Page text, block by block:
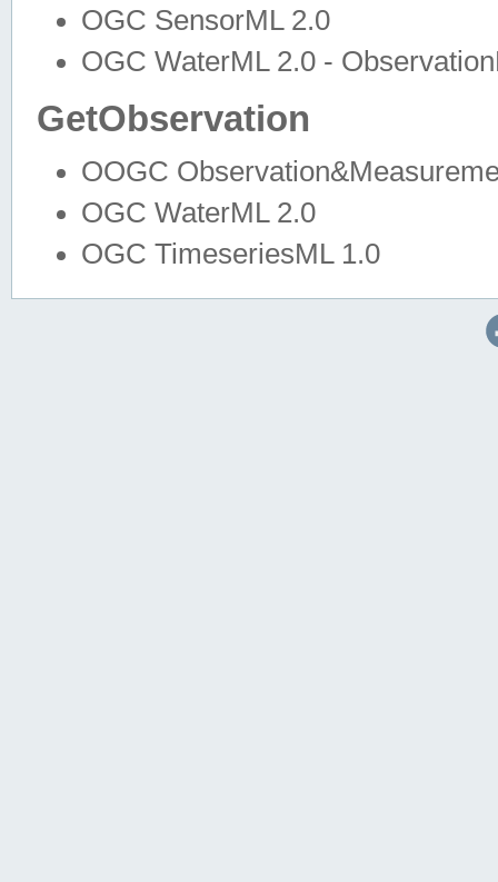
OGC SensorML 2.0
OGC WaterML 2.0 -
GetObservation
OOGC
OGC WaterML 2.0
OGC TimeseriesML 1.0